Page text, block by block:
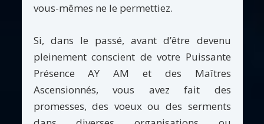
vous-mêmes ne le permettiez.
Si, dans le passé, avant d’être devenu
pleinement conscient de votre Puissante
Présence AY AM et des Maîtres
Ascensionnés, vous avez fait des
promesses, des voeux ou des serments